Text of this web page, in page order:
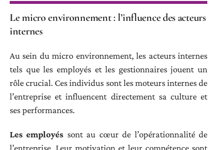
Le micro environnement : l’influence des acteurs
internes
Au sein du micro environnement, les acteurs internes
tels que les employés et les gestionnaires jouent un
rôle crucial. Ces individus sont les moteurs internes de
l’entreprise et influencent directement sa culture et
ses performances.
Les employés sont au cœur de l’opérationnalité de